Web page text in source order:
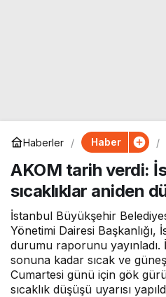
Haberler Haber
AKOM tarih verdi:
sıcaklıklar aniden
İstanbul Büyükşehir
Yönetimi Dairesi
durumu raporunu yayınladı.
sonuna kadar sıcak ve
Cumartesi günü için gök
sıcaklık düşüşü uyarısı